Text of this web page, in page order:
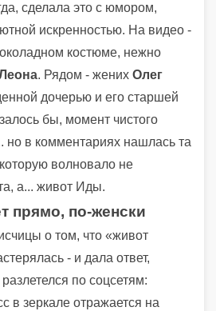
сделала это с юмором,
искренностью. На видео -
костюме, нежно
. Рядом - жених Олег
дочерью и его старшей
бы, момент чистого
но в комментариях нашлась та
волновало не
а... живот Иды.
прямо, по-женски
о том, что «живот
- и дала ответ,
по соцсетям:
в зеркале отражается на